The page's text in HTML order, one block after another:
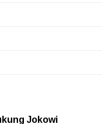
Jokowi